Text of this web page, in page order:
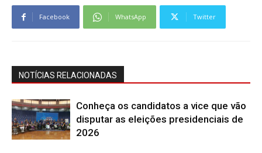
Facebook WhatsApp Twitter
NOTÍCIAS RELACIONADAS
Conheça os candidatos a vice que vão
disputar as eleições presidenciais de
2026